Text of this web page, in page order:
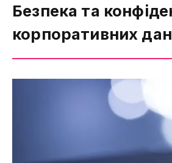
Безпека та
корпоративних